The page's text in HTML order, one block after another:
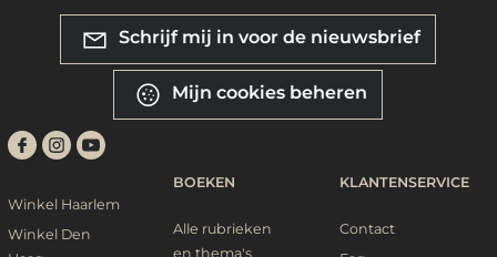
Schrijf mij in voor de nieuwsbrief
Mijn cookies beheren
Winkel Haarlem
Winkel Den
BOEKEN
Alle rubrieken
en thema's
KLANTENSERVICE
Contact